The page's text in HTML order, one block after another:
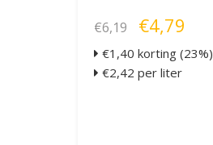
€6,19 €4,79
€1,40 korting (23%)
€2,42 per liter